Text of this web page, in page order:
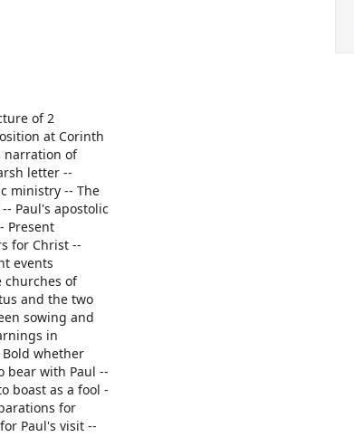
of 2
at Corinth
narration of
letter --
ministry -- The
Paul's apostolic
Present
for Christ --
events
churches of
and the two
sowing and
in
whether
bear with Paul --
boast as a fool -
for
Paul's visit --